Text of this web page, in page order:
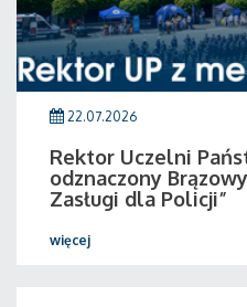
22.07.2026
Rektor Uczelni
odznaczony
Zasługi dla Policji”
więcej